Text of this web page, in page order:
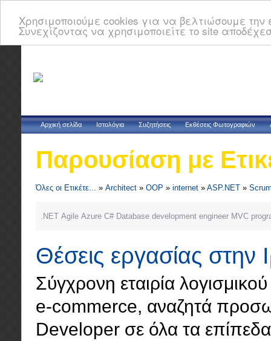
Χρησιμοποιούμε cookies για να βελτιώσουμε
Συνεχίζοντας να χρησιμοποιείτε το site
Αρχική σελίδα Ιστολόγια Συζητήσεις Εκθέσεις Φωτογραφιών
Παρουσίαση με
Όλες οι Ετικέτε... » Architect » OOP » internet » ASP.NET »
.NET Agile Azure C# Database development engineer MVC
Θέσεις εργασίας στην
Σύγχρονη εταιρία
e-commerce, αναζητά
Developer σε όλα τα